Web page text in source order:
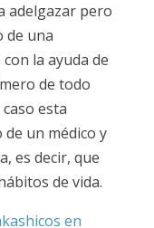
adelgazar pero
de una
la ayuda de
de todo
esta
un médico y
es decir, que
de vida.